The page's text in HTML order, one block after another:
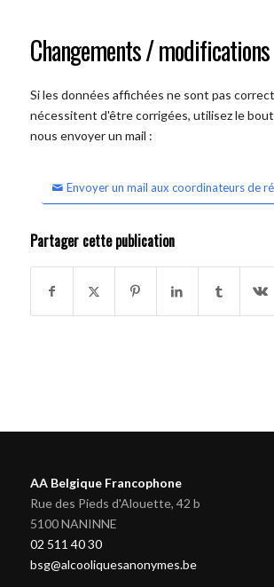
Changements / modifications
Si les données affichées ne sont pas
nécessitent d'être corrigées, utilisez le
nous envoyer un mail :
Envoyer un mail aux coordinateurs de
Partager cette publication
AA Belgique Francophone
Rue des Pieds d'Alouette, 42 b
5100 NANINNE
02 511 40 30
bsg@alcooliquesanonymes.be